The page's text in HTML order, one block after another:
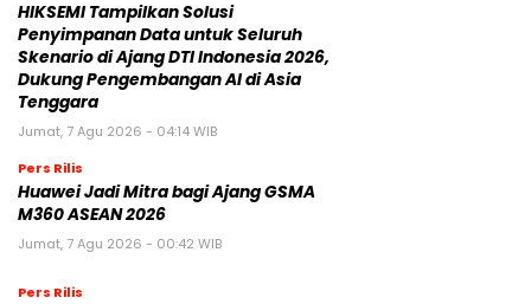
HIKSEMI Tampilkan Solusi
Penyimpanan Data untuk Seluruh
Skenario di Ajang DTI Indonesia 2026,
Dukung Pengembangan AI di Asia
Tenggara
Jumat, 7 Agu 2026 - 04:14 WIB
Pers Rilis
Huawei Jadi Mitra bagi Ajang GSMA
M360 ASEAN 2026
Jumat, 7 Agu 2026 - 00:42 WIB
Pers Rilis